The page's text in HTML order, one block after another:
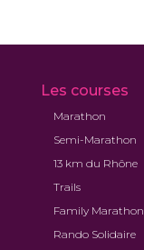
Les courses
Marathon
Semi-Marathon
13 km du Rhône
Trails
Family Marathon
Rando Solidaire